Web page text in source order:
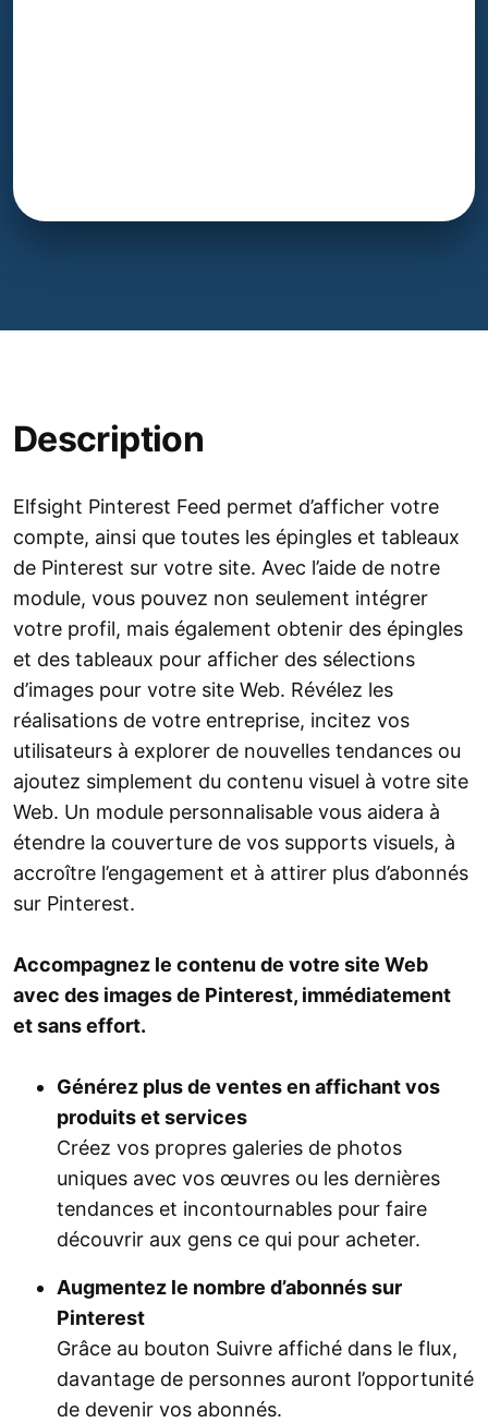
Description
Elfsight Pinterest Feed permet d’afficher votre
compte, ainsi que toutes les épingles et tableaux
de Pinterest sur votre site. Avec l’aide de notre
module, vous pouvez non seulement intégrer
votre profil, mais également obtenir des épingles
et des tableaux pour afficher des sélections
d’images pour votre site Web. Révélez les
réalisations de votre entreprise, incitez vos
utilisateurs à explorer de nouvelles tendances ou
ajoutez simplement du contenu visuel à votre site
Web. Un module personnalisable vous aidera à
étendre la couverture de vos supports visuels, à
accroître l’engagement et à attirer plus d’abonnés
sur Pinterest.
Accompagnez le contenu de votre site Web
avec des images de Pinterest, immédiatement
et sans effort.
Générez plus de ventes en affichant vos
produits et services
Créez vos propres galeries de photos
uniques avec vos œuvres ou les dernières
tendances et incontournables pour faire
découvrir aux gens ce qui pour acheter.
Augmentez le nombre d’abonnés sur
Pinterest
Grâce au bouton Suivre affiché dans le flux,
davantage de personnes auront l’opportunité
de devenir vos abonnés.